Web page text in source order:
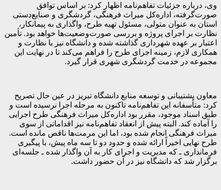
وی، درباره جزئیات تفاهم‌نامه اظهار کرد: بر اساس توافق
صورت‌گرفته، اداره‌کل میراث فرهنگی، گردشگری و صنایع‌دستی
استان به عنوان متولی، مسئول تهیه طرح، واگذاری به پیمانکار،
نظارت بر اجرای پروژه و بررسی صورت‌وضعیت‌ها خواهد بود. تأمین
اعتبار بر عهده شهرداری گذاشته شده و دانشگاه نیز با نظارت و
همکاری لازم، زمینه اجرای طرح را فراهم می‌کند تا در نهایت این
مجموعه در خدمت گردشگری شهری قرار گیرد.
معاون پشتیبانی و توسعه منابع دانشگاه تبریز در عین حال تصریح
کرد: متأسفانه این تفاهم‌نامه تاکنون به مرحله اجرا نرسیده است و
طبق اسناد موجود، مقرر بود اداره‌کل میراث فرهنگی طرح اجرایی
را آماده کند. البته پیش از انعقاد تفاهم‌نامه نیز اقداماتی از سوی
میراث فرهنگی انجام شده بود، اما این مرمت‌ها ناقص مانده است.
طرح نهایی اخیراً ارائه شده و حدود دو تا سه ماه پیش، با پیگیری
فرمانداری ـ که مدیریت و اجرای کار به آن واگذار شده ـ جلسه‌ای
برگزار شد که دانشگاه نیز در آن حضور داشت.